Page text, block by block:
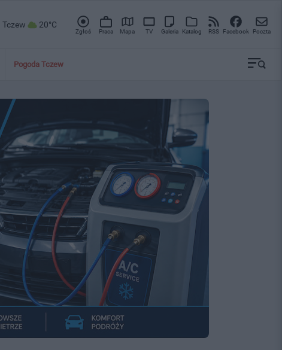
Tczew 20°C
Zgłoś Praca Mapa TV Galeria Katalog RSS Facebook Poczta
Pogoda Tczew